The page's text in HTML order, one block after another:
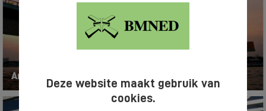
Deze website maakt gebruik van
cookies.
Architectuur en bouwkunde